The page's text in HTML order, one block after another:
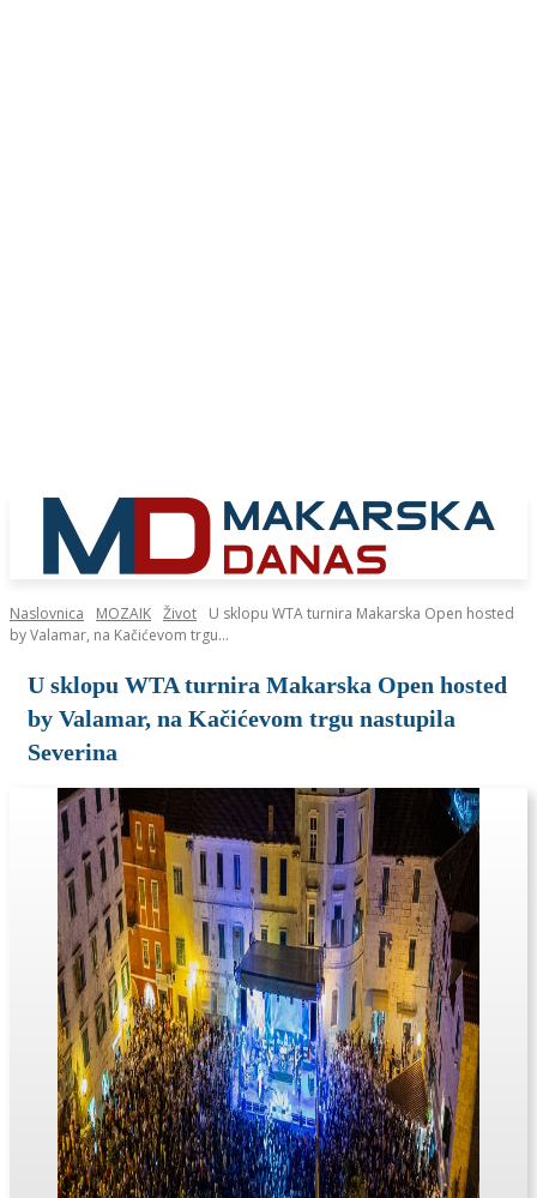
Naslovnica MOZAIK Život
U sklopu WTA turnira Makarska Open hosted
by Valamar, na Kačićevom trgu...
U sklopu WTA turnira Makarska Open hosted
by Valamar, na Kačićevom trgu nastupila
Severina